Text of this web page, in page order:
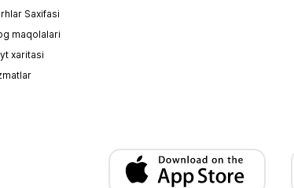
Saxifasi
maqolalari
xaritasi